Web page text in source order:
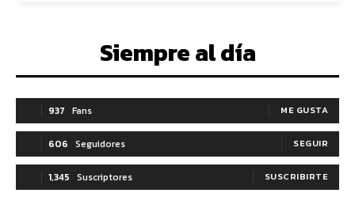
Siempre al día
937 Fans ME GUSTA
606 Seguidores SEGUIR
1,345 Suscriptores SUSCRIBIRTE